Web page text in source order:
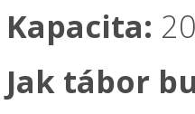
Kapacita:
Jak tábor